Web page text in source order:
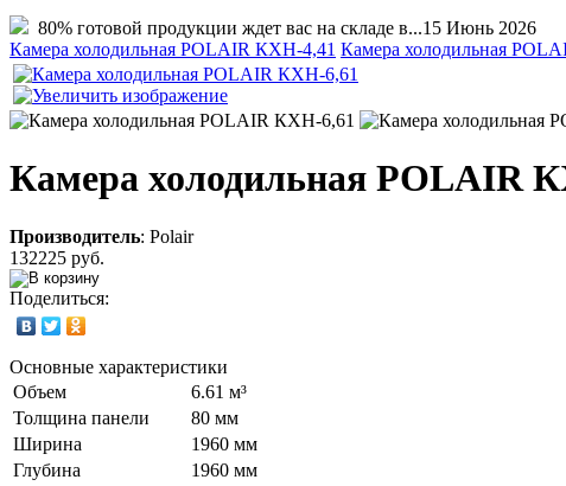
80% готовой продукции ждет вас на складе в...15 Июнь 2026
Камера холодильная POLAIR КХН-4,41 Камера холодильная
Камера холодильная POLAIR
Производитель: Polair
132225 руб.
Поделиться:
Основные характеристики
Объем
6.61 м³
Толщина панели
80 мм
Ширина
1960 мм
Глубина
1960 мм